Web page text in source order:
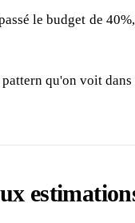
le budget de
qu'on voit